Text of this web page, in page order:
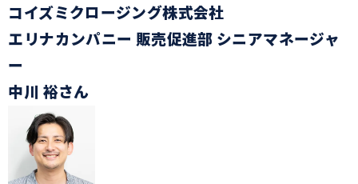
コイズミクロージング株式会社
エリナカンパニー 販売促進部 シニアマネージャ
ー
中川 裕さん